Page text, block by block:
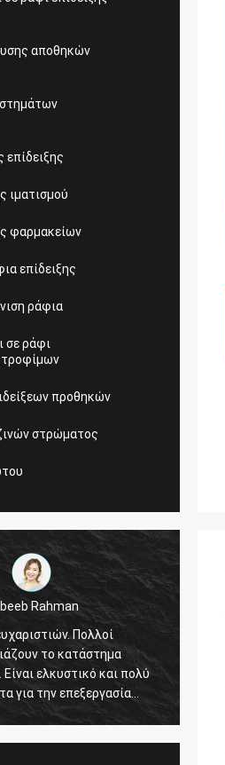
αποθηκών
επίδειξης
ιματισμού
φαρμακείων
επίδειξης
ράφια
σε ράφι
προθηκών
στρώματος
του Marco
πάντα μια καλή
Τα ράφια επίδειξης
έχουν φθάσει.
θα σας
εικόνες. Πολλές